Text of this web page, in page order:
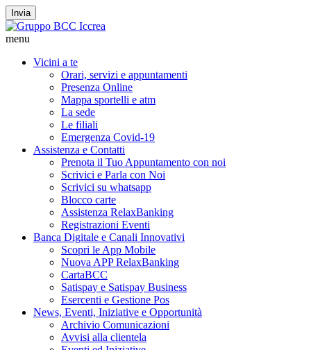
Invia
menu
Vicini a te
Orari, servizi e appuntamenti
Presenza Online
Mappa sportelli e atm
La sede
Le filiali
Emergenza Covid-19
Assistenza e Contatti
Prenota il Tuo Appuntamento con noi
Scrivici e Parla con Noi
Scrivici su whatsapp
Blocco carte
Assistenza RelaxBanking
Registrazioni Eventi
Banca Digitale e Canali Innovativi
Scopri le App Mobile
Nuova APP RelaxBanking
CartaBCC
Satispay e Satispay Business
Esercenti e Gestione Pos
News, Eventi, Iniziative e Opportunità
Archivio Comunicazioni
Avvisi alla clientela